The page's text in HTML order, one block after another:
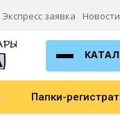
Экспресс заявка Новости
Папки-